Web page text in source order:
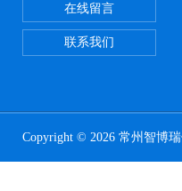
在线留言
联系我们
Copyright © 2026 常州智博